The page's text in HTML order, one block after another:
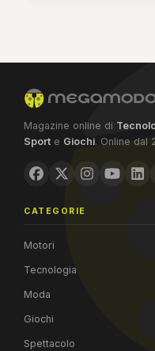
Magazine online di
Sport e Giochi. Online dal
CATEGORIE
Motori
Tecnologia
Moda
Giochi
Spettacolo